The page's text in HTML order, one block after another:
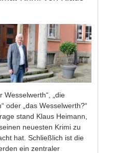
Wesselwerth“, „die
oder „das Wesselwerth?“
stand Klaus Heimann
neuesten Krimi zu
hat. Schließlich ist die
ein zentraler